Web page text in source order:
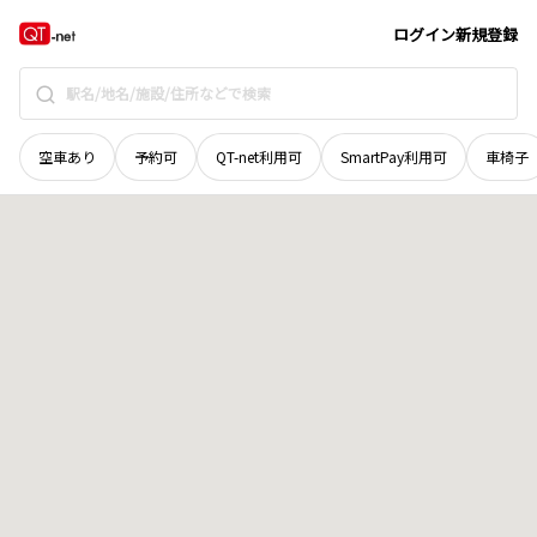
ログイン新規登録
空車あり 予約可 QT-net利用可 SmartPay利用可 車椅子
青森県